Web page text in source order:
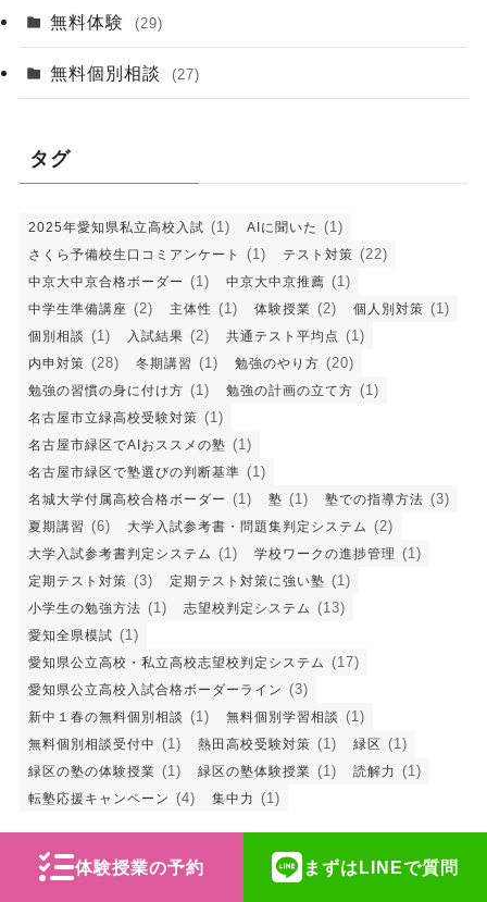
無料体験 (29)
無料個別相談 (27)
タグ
2025年愛知県私立高校入試 (1) AIに聞いた (1)
さくら予備校生口コミアンケート (1) テスト対策 (22)
中京大中京合格ボーダー (1) 中京大中京推薦 (1)
中学生準備講座 (2) 主体性 (1) 体験授業 (2) 個人別対策 (1)
個別相談 (1) 入試結果 (2) 共通テスト平均点 (1)
内申対策 (28) 冬期講習 (1) 勉強のやり方 (20)
勉強の習慣の身に付け方 (1) 勉強の計画の立て方 (1)
名古屋市立緑高校受験対策 (1)
名古屋市緑区でAIおススメの塾 (1)
名古屋市緑区で塾選びの判断基準 (1)
名城大学付属高校合格ボーダー (1) 塾 (1) 塾での指導方法 (3)
夏期講習 (6) 大学入試参考書・問題集判定システム (2)
大学入試参考書判定システム (1) 学校ワークの進捗管理 (1)
定期テスト対策 (3) 定期テスト対策に強い塾 (1)
小学生の勉強方法 (1) 志望校判定システム (13)
愛知全県模試 (1)
愛知県公立高校・私立高校志望校判定システム (17)
愛知県公立高校入試合格ボーダーライン (3)
新中１春の無料個別相談 (1) 無料個別学習相談 (1)
無料個別相談受付中 (1) 熱田高校受験対策 (1) 緑区 (1)
緑区の塾の体験授業 (1) 緑区の塾体験授業 (1) 読解力 (1)
転塾応援キャンペーン (4) 集中力 (1)
体験授業の予約 まずはLINEで質問